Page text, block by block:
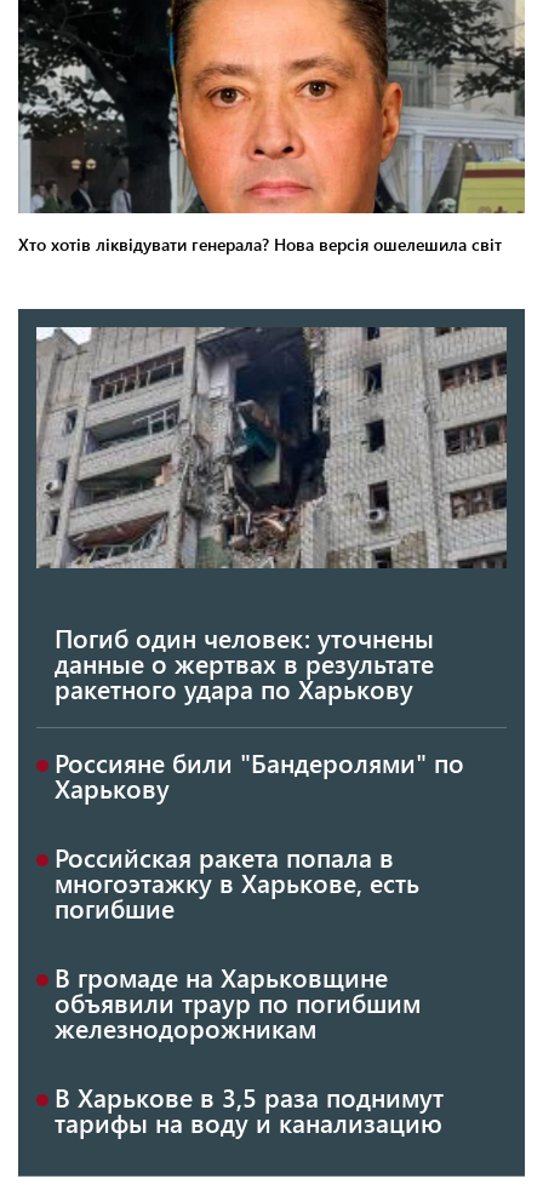
Погиб один человек: уточнены
данные о жертвах в результате
ракетного удара по Харькову
Россияне били "Бандеролями" по
Харькову
Российская ракета попала в
многоэтажку в Харькове, есть
погибшие
В громаде на Харьковщине
объявили траур по погибшим
железнодорожникам
В Харькове в 3,5 раза поднимут
тарифы на воду и канализацию